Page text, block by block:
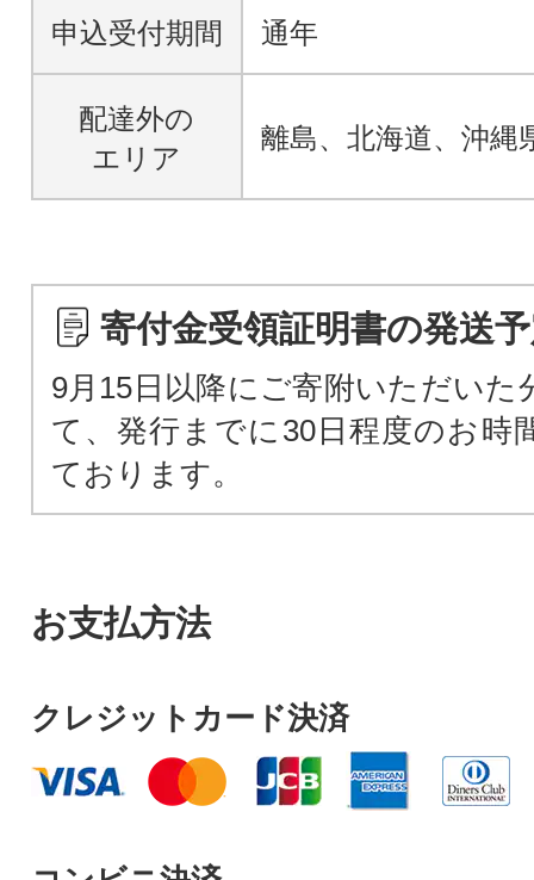
申込受付期間 通年
配達外の
エリア
離島、北海道、沖縄
寄付金受領証明書の発送
9月15日以降にご寄附いただいた
て、発行までに30日程度のお時
ております。
お支払方法
クレジットカード決済